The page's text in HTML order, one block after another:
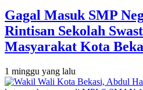
Gagal Masuk SMP
Rintisan Sekolah
Masyarakat Kota
1 minggu yang lalu